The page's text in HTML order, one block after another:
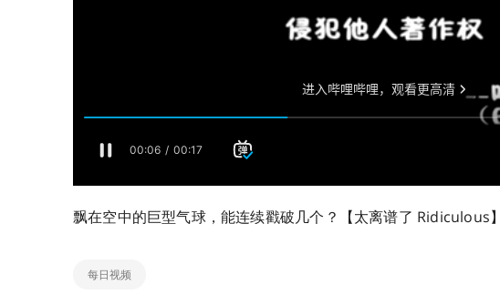
飘在空中的巨型气球，能连续戳破几个？【太离谱了 Ridiculous】
每日视频